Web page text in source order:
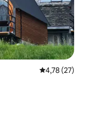
4,78 de uma
4,78 (27)